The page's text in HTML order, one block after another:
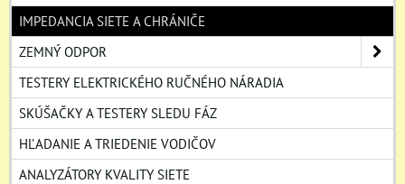
IMPEDANCIA SIETE A CHRÁNIČE
ZEMNÝ ODPOR
TESTERY ELEKTRICKÉHO RUČNÉHO NÁRADIA
SKÚŠAČKY A TESTERY SLEDU FÁZ
HĽADANIE A TRIEDENIE VODIČOV
ANALYZÁTORY KVALITY SIETE